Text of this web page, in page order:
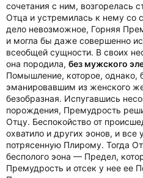
сочетания с ним, возгорелась
Отца и устремилась к нему со
дело невозможное, Горняя
и могла бы даже совершенно
всеобщей сущности. В своих
она породила, без мужского
Помышление, которое, однако,
эманировавшим из женского
безобразная. Испугавшись
порождения, Премудрость
Отцу. Беспокойство от
охватило и других эонов, и все
потрясенную Плирому. Тогда
бесполого эона — Предел,
Премудрость и отсек у нее ее